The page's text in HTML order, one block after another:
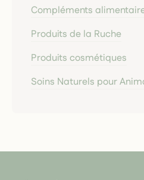
Compléments
Produits de la Ruche
Produits cosmétiques
Soins Naturels pour